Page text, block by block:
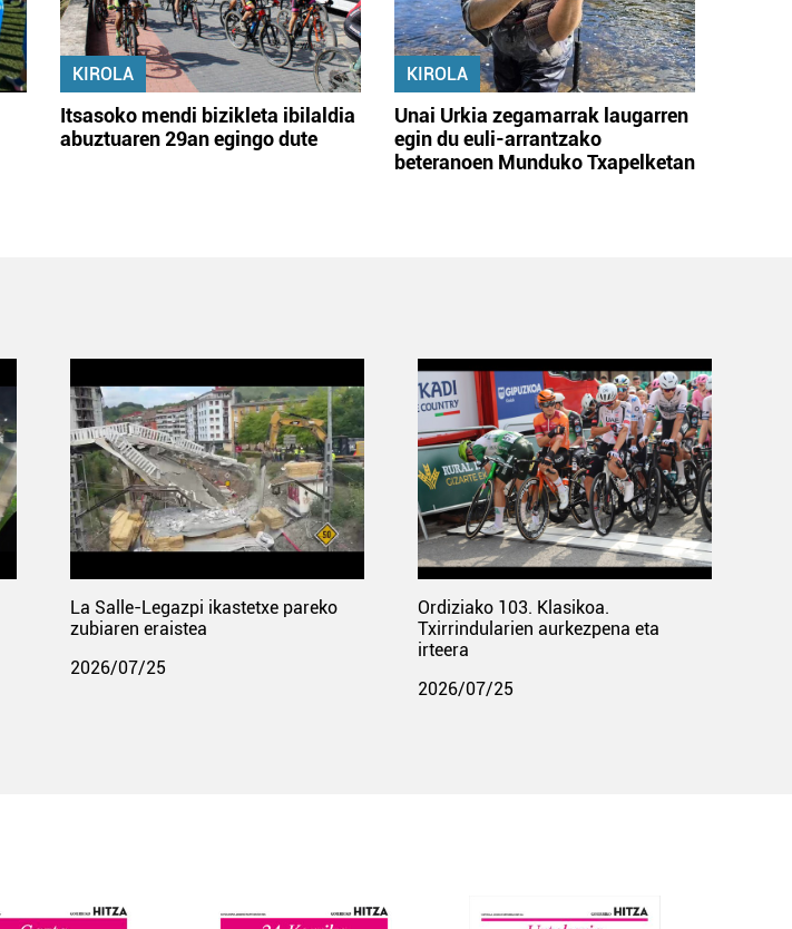
KIROLA
Itsasoko mendi bizikleta ibilaldia
abuztuaren 29an egingo dute
KIROLA
Unai Urkia zegamarrak laugarren
egin du euli-arrantzako
beteranoen Munduko Txapelketan
La Salle-Legazpi ikastetxe pareko
zubiaren eraistea
2026/07/25
Ordiziako 103. Klasikoa.
Txirrindularien aurkezpena eta
irteera
2026/07/25